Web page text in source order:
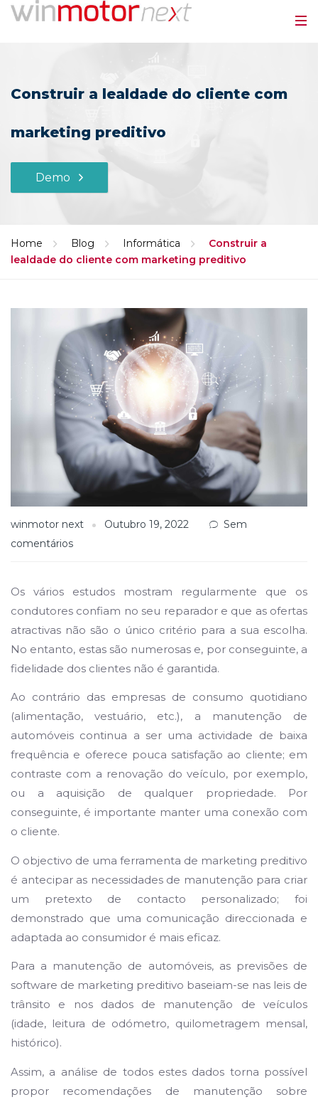
Construir a lealdade do cliente com
marketing preditivo
Demo
Home Blog Informática
Construir a
lealdade do cliente com marketing preditivo
winmotor next Outubro 19, 2022
Sem
comentários
Os vários estudos mostram regularmente que os
condutores confiam no seu reparador e que as ofertas
atractivas não são o único critério para a sua escolha.
No entanto, estas são numerosas e, por conseguinte, a
fidelidade dos clientes não é garantida.
Ao contrário das empresas de consumo quotidiano
(alimentação, vestuário, etc.), a manutenção de
automóveis continua a ser uma actividade de baixa
frequência e oferece pouca satisfação ao cliente; em
contraste com a renovação do veículo, por exemplo,
ou a aquisição de qualquer propriedade. Por
conseguinte, é importante manter uma conexão com
o cliente.
O objectivo de uma ferramenta de marketing preditivo
é antecipar as necessidades de manutenção para criar
um pretexto de contacto personalizado; foi
demonstrado que uma comunicação direccionada e
adaptada ao consumidor é mais eficaz.
Para a manutenção de automóveis, as previsões de
software de marketing preditivo baseiam-se nas leis de
trânsito e nos dados de manutenção de veículos
(idade, leitura de odómetro, quilometragem mensal,
histórico).
Assim, a análise de todos estes dados torna possível
propor recomendações de manutenção sobre